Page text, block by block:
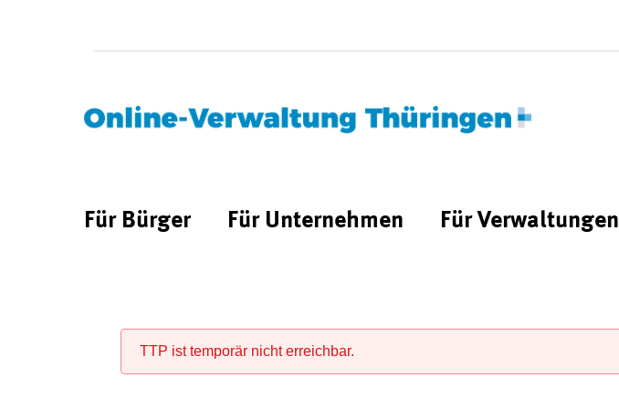
Für Bürger Für Unternehmen Für Verwaltungen
TTP ist temporär nicht erreichbar.